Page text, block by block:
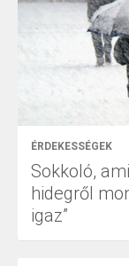
ÉRDEKESSÉGEK
Sokkoló,
hidegről
igaz”